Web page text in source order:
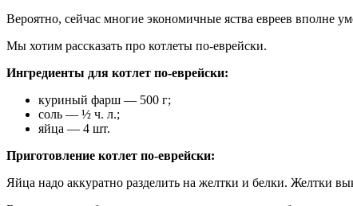
Вероятно, сейчас многие экономичные яства евреев вполне
Мы хотим рассказать про котлеты по-еврейски.
Ингредиенты для котлет по-еврейски:
куриный фарш — 500 г;
соль — ½ ч. л.;
яйца — 4 шт.
Приготовление котлет по-еврейски:
Яйца надо аккуратно разделить на желтки и белки. Желтки